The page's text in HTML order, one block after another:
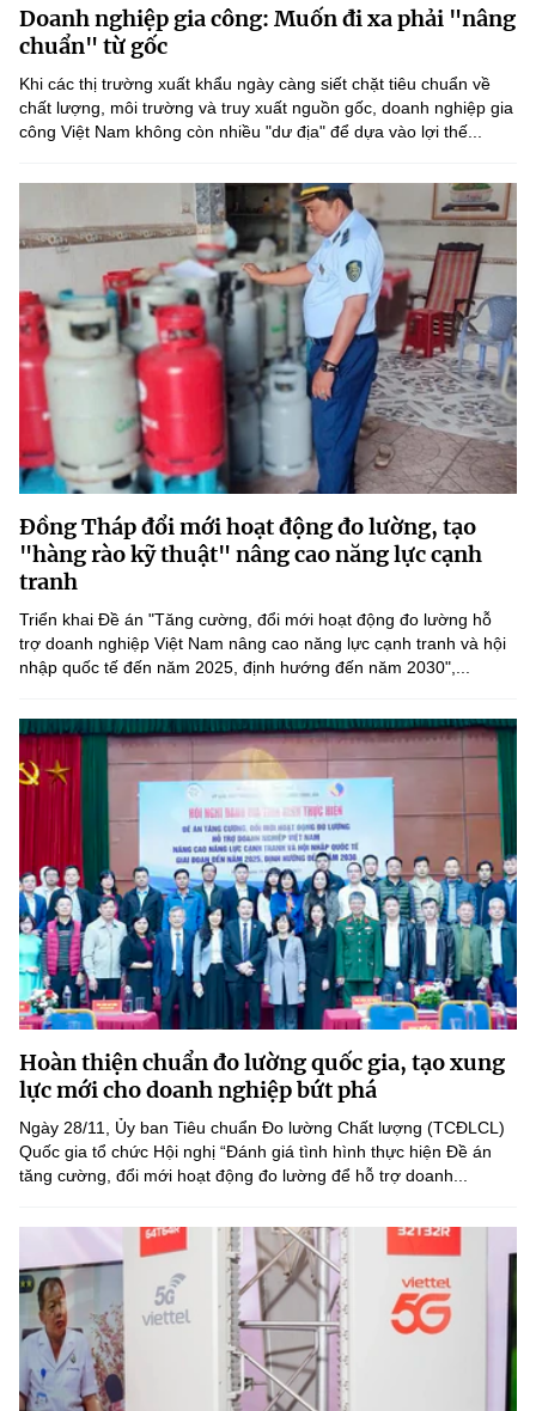
Sở Khoa học và Công nghệ
Chuyển đổi số
Bưu chính, Viễn thông
Tiêu chuẩn, đo lường, chất lượng
Năng lượng nguyên tử
Tin tổng hợp
Tin địa phương
Văn bản QPPL
Văn bản chỉ đạo điều hành
Lấy ý kiến người dân về dự thảo VBQPPL
MST IOFFICE
THỐNG KÊ
Khoa học và Công nghệ
Chuyển đổi số
Bưu chính, Viễn thông
Sở hữu trí tuệ
Tiêu chuẩn, đo lường, chất lượng
Năng lượng nguyên tử
Multimedia
THƯ ĐIỆN TỬ
Khác
Videos
Infographic
Ảnh
Voice
Nhiệm vụ trọng tâm
Chọn ngôn ngữ
BỘ KHOA HỌC VÀ CÔNG NGHỆ
MINISTRY OF SCIENCE AND TECHNOLOGY
Điều khoản sử dụng Theo dõi MST: Góp ý
Cơ quan chủ quản: Bộ Khoa học và Công nghệ (MST)
Chịu trách nhiệm nội dung: Nguyễn Thị Hải Hằng
Giám đốc Trung tâm Truyền thông Khoa học và Công nghệ.
Liên hệ
Địa chỉ: Ban Biên tập Cổng TTĐT - 18 Nguyễn Du, TP. Hà Nội
Điện thoại: 024 3936 9506
Email:stc@mst.gov.vn
©2026 Bản quyền thuộc Bộ Khoa Học và Công Nghệ
(Ghi rõ nguồn "https://mst.gov.vn" khi phát hành lại thông tin từ
website này)
Doanh nghiệp gia công: Muốn đi xa phải "nâng
chuẩn" từ gốc
Khi các thị trường xuất khẩu ngày càng siết chặt tiêu chuẩn về
chất lượng, môi trường và truy xuất nguồn gốc, doanh nghiệp gia
công Việt Nam không còn nhiều "dư địa" để dựa vào lợi thế...
Đồng Tháp đổi mới hoạt động đo lường, tạo
"hàng rào kỹ thuật" nâng cao năng lực cạnh
tranh
Triển khai Đề án "Tăng cường, đổi mới hoạt động đo lường hỗ
trợ doanh nghiệp Việt Nam nâng cao năng lực cạnh tranh và hội
nhập quốc tế đến năm 2025, định hướng đến năm 2030",...
Hoàn thiện chuẩn đo lường quốc gia, tạo xung
lực mới cho doanh nghiệp bứt phá
Ngày 28/11, Ủy ban Tiêu chuẩn Đo lường Chất lượng (TCĐLCL)
Quốc gia tổ chức Hội nghị “Đánh giá tình hình thực hiện Đề án
tăng cường, đổi mới hoạt động đo lường để hỗ trợ doanh...